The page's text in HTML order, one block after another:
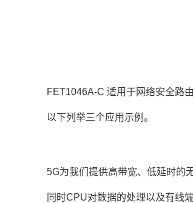
FET1046A-C 适用于网络安全路
以下列举三个应用示例。
5G为我们提供高带宽、低延时的
同时CPU对数据的处理以及有线